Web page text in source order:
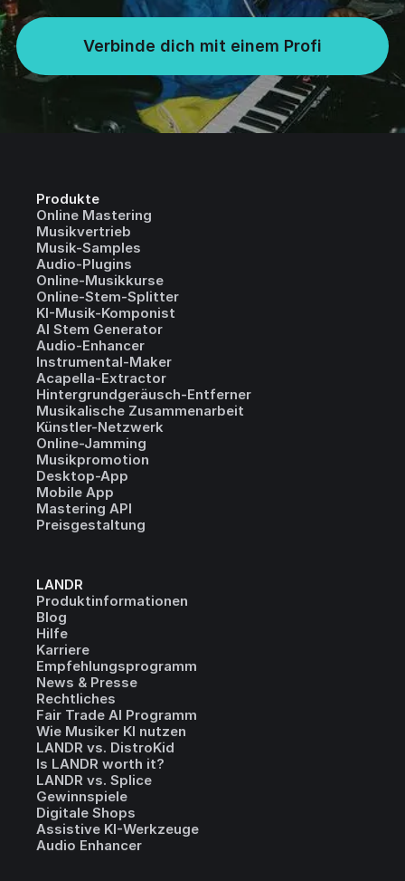
Verbinde dich mit einem Profi
Produkte
Online Mastering
Musikvertrieb
Musik-Samples
Audio-Plugins
Online-Musikkurse
Online-Stem-Splitter
KI-Musik-Komponist
AI Stem Generator
Audio-Enhancer
Instrumental-Maker
Acapella-Extractor
Hintergrundgeräusch-Entferner
Musikalische Zusammenarbeit
Künstler-Netzwerk
Online-Jamming
Musikpromotion
Desktop-App
Mobile App
Mastering API
Preisgestaltung
LANDR
Produktinformationen
Blog
Hilfe
Karriere
Empfehlungsprogramm
News & Presse
Rechtliches
Fair Trade AI Programm
Wie Musiker KI nutzen
LANDR vs. DistroKid
Is LANDR worth it?
LANDR vs. Splice
Gewinnspiele
Digitale Shops
Assistive KI-Werkzeuge
Audio Enhancer